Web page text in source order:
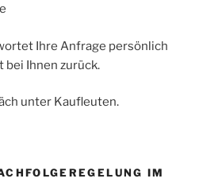
Ihre Anfrage persönlich
Ihnen zurück.
unter Kaufleuten.
IM